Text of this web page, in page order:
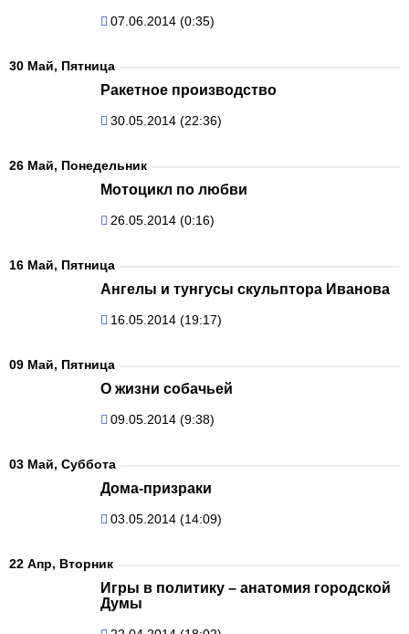
07.06.2014 (0:35)
30 Май, Пятница
Ракетное производство
30.05.2014 (22:36)
26 Май, Понедельник
Мотоцикл по любви
26.05.2014 (0:16)
16 Май, Пятница
Ангелы и тунгусы скульптора Иванова
16.05.2014 (19:17)
09 Май, Пятница
О жизни собачьей
09.05.2014 (9:38)
03 Май, Суббота
Дома-призраки
03.05.2014 (14:09)
22 Апр, Вторник
Игры в политику – анатомия городской
Думы